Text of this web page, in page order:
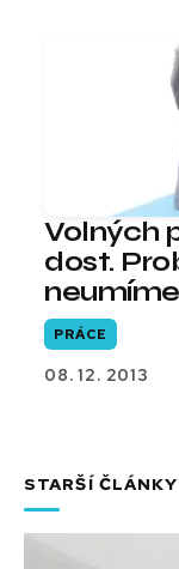
Volných
dost.
PRÁCE
08. 12. 2013
STARŠÍ ČLÁNKY